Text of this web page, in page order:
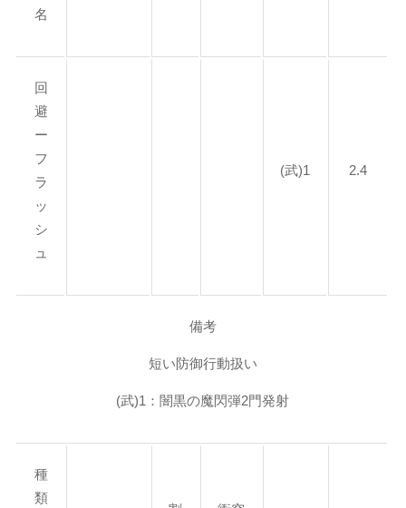
名
回
避
ー
フ
ラ
ッ
シ
ュ
(武)1 2.4
備考
短い防御行動扱い
(武)1：闇黒の魔閃弾2門発射
種
類